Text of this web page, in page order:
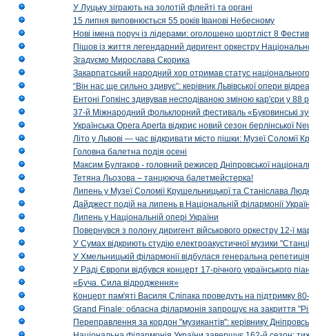
У Луцьку зіграють на золотій флейті та органі
15 липня виповнюється 55 років Іванові Небесному
Нові імена поруч із лідерами: оголошено шортліст 8
Пішов із життя легендарний диригент оркестру
Згадуємо Мирослава Скорика
Закарпатський народний хор отримав статус національного
“Він нас ще сильно здивує”: керівник Львівської опери
Ентоні Гопкінс здивував несподіваною зміною кар'єри у 88
37-й Міжнародний фольклорний фестиваль «Буковинські
Українська Opera Aperta відкриє новий сезон берлінської
Літо у Львові — час відкривати місто пішки: Музеї Соломії
Головна балетна подія осені
Максим Булгаков - головний режисер Дніпровської
Тетяна Льозова – танцююча балетмейстерка!
Липень у Музеї Соломії Крушельницької та Станіслава
Дайджест подій на липень в Національній філармонії
Липень у Національній опері України
Повернувся з полону диригент військового оркестру 12-ї
У Сумах відкриють студію електроакустичної музики
У Хмельницькій філармонії відбулася генеральна
У Раді Європи відбувся концерт 17-річного українського
«Буча. Сила відродження»
Концерт пам'яті Василя Сліпака проведуть на підтримку
Grand Finale: обласна філармонія запрошує на закриття
Переправлення за кордон "музикантів": керівнику